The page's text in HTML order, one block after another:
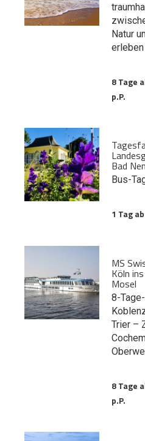
Natur
erleben
8 Tage
p.P.
Bad
Bus-
1 Tag ab
MS
Köln
Mosel
8-
Trier –
8 Tage
p.P.